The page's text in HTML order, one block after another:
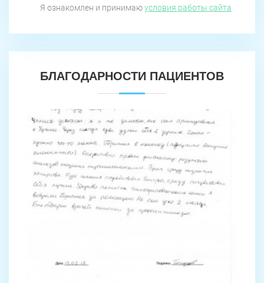
Я ознакомлен и принимаюусловия работы сайта
БЛАГОДАРНОСТИ ПАЦИЕНТОВ